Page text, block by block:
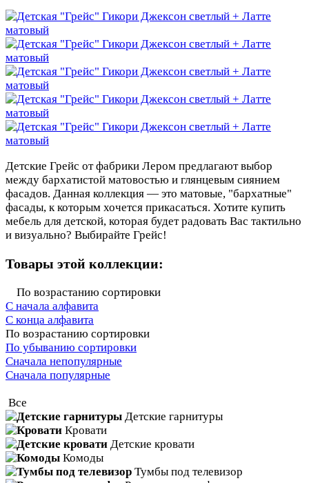
Детские Грейс от фабрики Лером предлагают выбор
между бархатистой матовостью и глянцевым сиянием
фасадов. Данная коллекция — это матовые, "бархатные"
фасады, к которым хочется прикасаться. Хотите купить
мебель для детской, которая будет радовать Вас тактильно
и визуально? Выбирайте Грейс!
Товары этой коллекции:
По возрастанию сортировки
С начала алфавита
С конца алфавита
По возрастанию сортировки
По убыванию сортировки
Сначала непопулярные
Сначала популярные
Все
Детские гарнитуры
Кровати
Детские кровати
Комоды
Тумбы под телевизор